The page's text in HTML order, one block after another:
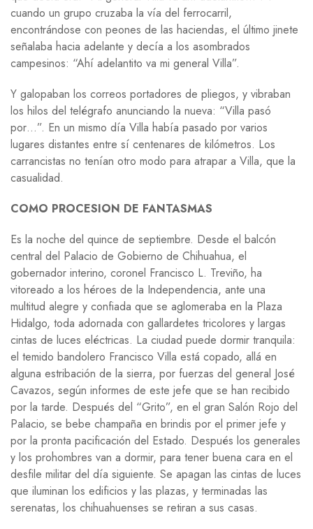
cuando un grupo cruzaba la vía del ferrocarril,
encontrándose con peones de las haciendas, el último jinete
señalaba hacia adelante y decía a los asombrados
campesinos: “Ahí adelantito va mi general Villa”.
Y galopaban los correos portadores de pliegos, y vibraban
los hilos del telégrafo anunciando la nueva: “Villa pasó
por…”. En un mismo día Villa había pasado por varios
lugares distantes entre sí centenares de kilómetros. Los
carrancistas no tenían otro modo para atrapar a Villa, que la
casualidad.
COMO PROCESION DE FANTASMAS
Es la noche del quince de septiembre. Desde el balcón
central del Palacio de Gobierno de Chihuahua, el
gobernador interino, coronel Francisco L. Treviño, ha
vitoreado a los héroes de la Independencia, ante una
multitud alegre y confiada que se aglomeraba en la Plaza
Hidalgo, toda adornada con gallardetes tricolores y largas
cintas de luces eléctricas. La ciudad puede dormir tranquila:
el temido bandolero Francisco Villa está copado, allá en
alguna estribación de la sierra, por fuerzas del general José
Cavazos, según informes de este jefe que se han recibido
por la tarde. Después del “Grito”, en el gran Salón Rojo del
Palacio, se bebe champaña en brindis por el primer jefe y
por la pronta pacificación del Estado. Después los generales
y los prohombres van a dormir, para tener buena cara en el
desfile militar del día siguiente. Se apagan las cintas de luces
que iluminan los edificios y las plazas, y terminadas las
serenatas, los chihuahuenses se retiran a sus casas.